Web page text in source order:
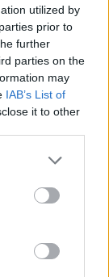
utilized by
prior to
further
parties on the
may
IAB’s List of
it to other
more Google
may click to
tags to
Google